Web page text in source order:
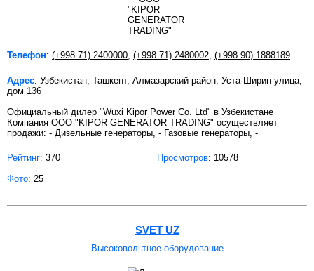
Телефон: (+998 71) 2400000 (+998 71) 2480002 (+998 90) 1888189
Адрес: Узбекистан, Ташкент, Алмазарский район, Уста-Ширин улица,
дом 136
Официальный дилер "Wuxi Kipor Power Co. Ltd" в Узбекистане
Компания OOO "KIPOR GENERATOR TRADING" осуществляет
продажи: - Дизельные генераторы, - Газовые генераторы, -
Рейтинг: 370 Просмотров: 10578
Фото: 25
SVET UZ
Высоковольтное оборудование